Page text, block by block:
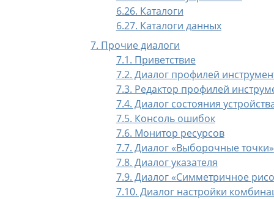
6.26. Каталоги
6.27. Каталоги данных
7. Прочие диалоги
7.1. Приветствие
7.2. Диалог профилей
7.3. Редактор профилей
7.4. Диалог состояния
7.5. Консоль ошибок
7.6. Монитор ресурсов
7.7. Диалог «Выборочные точки»
7.8. Диалог указателя
7.9. Диалог «Симметричное
7.10. Диалог настройки